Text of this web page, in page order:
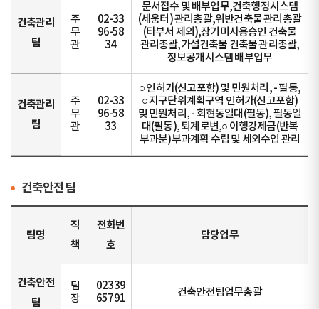
건축관리
팀
주
무
관
02-33
96-58
34
문서접수 및 배부업무,건축행정시스템
(세움터) 관리총괄,위반건축물 관리총괄
(타부서 제외),장기미사용승인 건축물
관리총괄,가설건축물 건축물 관리총괄,
정보공개시스템 배부업무
건축관리
팀
주
무
관
02-33
96-58
33
○ 인허가(신고포함) 및 민원처리, - 필동,
○ 지구단위계획구역 인허가(신고포함)
및 민원처리, - 회현동일대(필동), 필동일
대(필동), 퇴계로변,○ 이행강제금(반복
부과분)부과계획 수립 및 세외수입 관리
건축안전팀
팀명
직
책
전화번
호
담당업무
건축안전
팀
팀
장
02339
65791
건축안전팀업무총괄